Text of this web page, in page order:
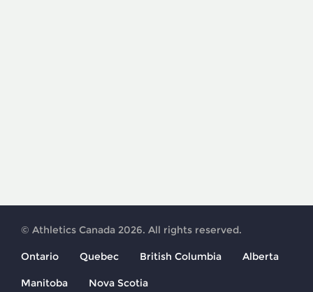
© Athletics Canada 2026. All rights reserved.
Ontario Quebec British Columbia Alberta
Manitoba Nova Scotia